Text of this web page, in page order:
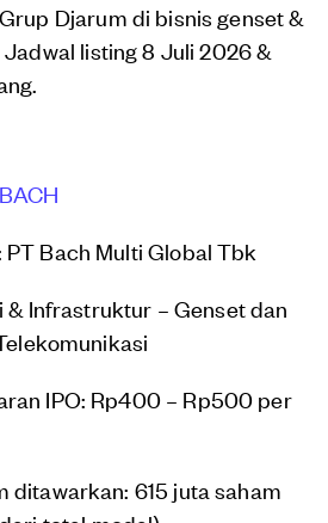
Djarum di bisnis genset &
listing 8 Juli 2026 &
BACH
Bach Multi Global Tbk
& Infrastruktur – Genset dan
IPO: Rp400 – Rp500 per
ditawarkan: 615 juta saham